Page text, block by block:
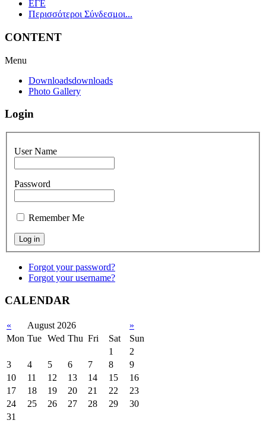
ΕΓΕ
Περισσότεροι Σύνδεσμοι...
CONTENT
Menu
Downloadsdownloads
Photo Gallery
Login
User Name
Password
Remember Me
Forgot your password?
Forgot your username?
CALENDAR
« August 2026
»
Mon Tue Wed Thu Fri Sat
Sun
1
2
3
4 5 6 7 8
9
10
11 12 13 14 15
16
17
18 19 20 21 22
23
24
25 26 27 28 29
30
31